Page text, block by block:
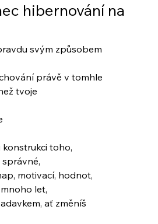
hibernování na
svým způsobem
právě v tomhle
tvoje
konstrukci toho,
správné,
motivací, hodnot,
let,
ať změníš